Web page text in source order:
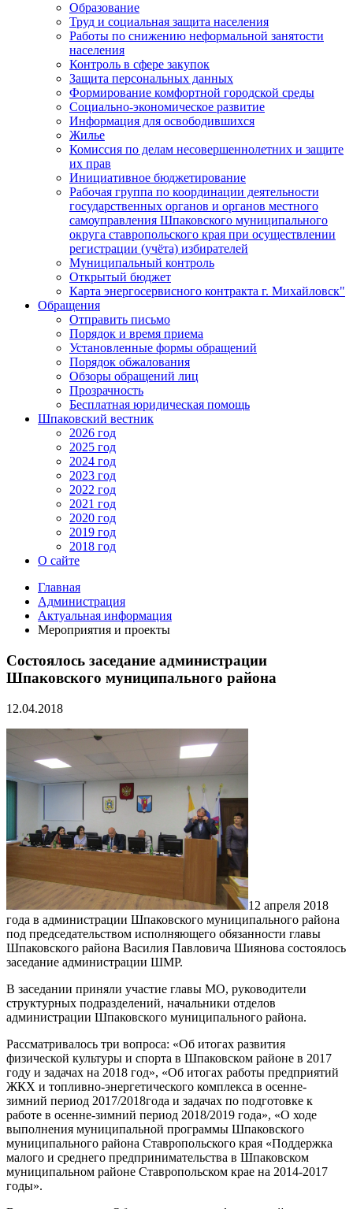
Образование
Труд и социальная защита населения
Работы по снижению неформальной занятости
населения
Контроль в сфере закупок
Защита персональных данных
Формирование комфортной городской среды
Социально-экономическое развитие
Информация для освободившихся
Жилье
Комиссия по делам несовершеннолетних и защите
их прав
Инициативное бюджетирование
Рабочая группа по координации деятельности
государственных органов и органов местного
самоуправления Шпаковского муниципального
округа ставропольского края при осуществлении
регистрации (учёта) избирателей
Муниципальный контроль
Открытый бюджет
Карта энергосервисного контракта г. Михайловск"
Обращения
Отправить письмо
Порядок и время приема
Установленные формы обращений
Порядок обжалования
Обзоры обращений лиц
Прозрачность
Бесплатная юридическая помощь
Шпаковский вестник
2026 год
2025 год
2024 год
2023 год
2022 год
2021 год
2020 год
2019 год
2018 год
О сайте
Главная
Администрация
Актуальная информация
Мероприятия и проекты
Состоялось заседание администрации
Шпаковского муниципального района
12.04.2018
12 апреля 2018
года в администрации Шпаковского муниципального района
под председательством исполняющего обязанности главы
Шпаковского района Василия Павловича Шиянова состоялось
заседание администрации ШМР.
В заседании приняли участие главы МО, руководители
структурных подразделений, начальники отделов
администрации Шпаковского муниципального района.
Рассматривалось три вопроса: «Об итогах развития
физической культуры и спорта в Шпаковском районе в 2017
году и задачах на 2018 год», «Об итогах работы предприятий
ЖКХ и топливно-энергетического комплекса в осенне-
зимний период 2017/2018года и задачах по подготовке к
работе в осенне-зимний период 2018/2019 года», «О ходе
выполнения муниципальной программы Шпаковского
муниципального района Ставропольского края «Поддержка
малого и среднего предпринимательства в Шпаковском
муниципальном районе Ставропольском крае на 2014-2017
годы».